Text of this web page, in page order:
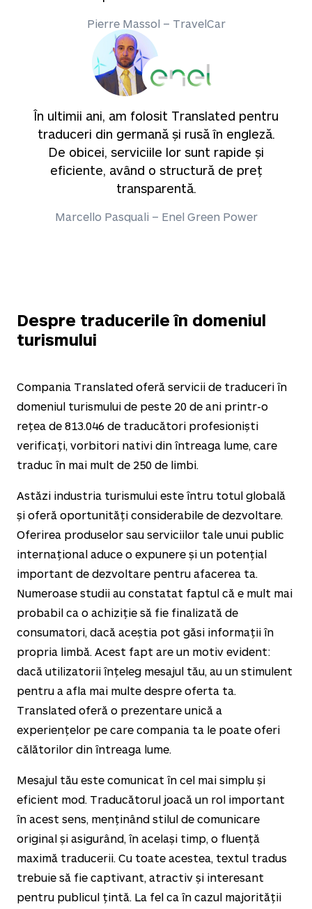
Pierre Massol – TravelCar
În ultimii ani, am folosit Translated pentru
traduceri din germană și rusă în engleză.
De obicei, serviciile lor sunt rapide și
eficiente, având o structură de preț
transparentă.
Marcello Pasquali – Enel Green Power
Despre traducerile în domeniul
turismului
Compania Translated oferă servicii de traduceri în
domeniul turismului de peste 20 de ani printr-o
rețea de 813.046 de traducători profesioniști
verificați, vorbitori nativi din întreaga lume, care
traduc în mai mult de 250 de limbi.
Astăzi industria turismului este întru totul globală
și oferă oportunități considerabile de dezvoltare.
Oferirea produselor sau serviciilor tale unui public
internațional aduce o expunere și un potențial
important de dezvoltare pentru afacerea ta.
Numeroase studii au constatat faptul că e mult mai
probabil ca o achiziție să fie finalizată de
consumatori, dacă aceștia pot găsi informații în
propria limbă. Acest fapt are un motiv evident:
dacă utilizatorii înțeleg mesajul tău, au un stimulent
pentru a afla mai multe despre oferta ta.
Translated oferă o prezentare unică a
experiențelor pe care compania ta le poate oferi
călătorilor din întreaga lume.
Mesajul tău este comunicat în cel mai simplu și
eficient mod. Traducătorul joacă un rol important
în acest sens, menținând stilul de comunicare
original și asigurând, în același timp, o fluență
maximă traducerii. Cu toate acestea, textul tradus
trebuie să fie captivant, atractiv și interesant
pentru publicul țintă. La fel ca în cazul majorității